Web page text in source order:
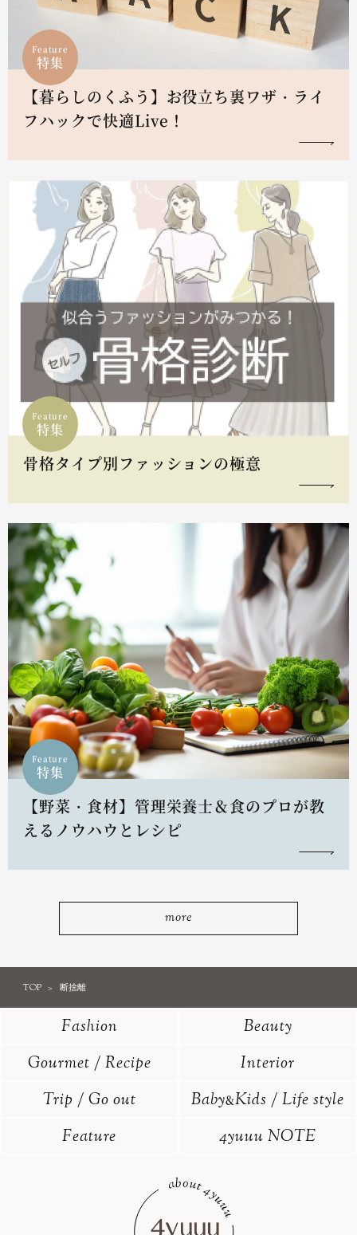
Feature
特集
【暮らしのくふう】お役立ち裏ワザ・ライ
フハックで快適Live！
Feature
特集
骨格タイプ別ファッションの極意
Feature
特集
【野菜・食材】管理栄養士＆食のプロが教
えるノウハウとレシピ
more
TOP 断捨離
Fashion
Beauty
Gourmet / Recipe
Interior
Trip / Go out
Baby&Kids / Life style
Feature
4yuuu NOTE